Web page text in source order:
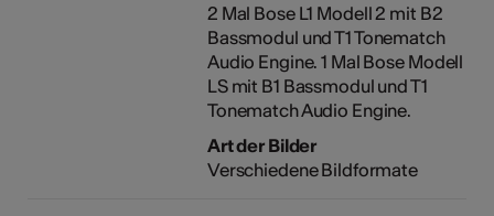
2 Mal Bose L1 Modell 2 mit B2
Bassmodul und T1 Tonematch
Audio Engine. 1 Mal Bose Modell
LS mit B1 Bassmodul und T1
Tonematch Audio Engine.
Art der Bilder
Verschiedene Bildformate